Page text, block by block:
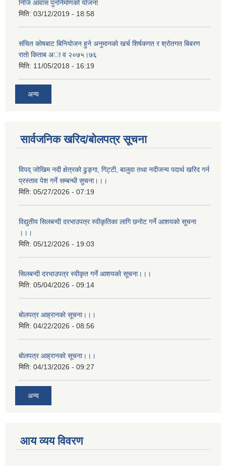
निजि आवास पुनर्निर्माणको योजना
मिति: 03/12/2019 - 18:58
संचित काेषबाट बिनियाेजन हुने अनुमानकाे खर्च शिर्षकगत र श्राेतगत बिबरण
राताे किताब अा‍ व २‍०७५।७६
मिति: 11/05/2018 - 16:19
अन्य
सार्वजनिक खरिद/बोलपत्र सूचना
विपद् जोखिम नदी क्षेत्रको ढुङ्गा, गिट्टी, बालुवा तथा नदीजन्य पदार्थ खरिद गर्न
प्रस्ताव पेश गर्ने सम्बन्धी सुचना।।।
मिति: 05/27/2026 - 07:19
विद्युतीय सिलबन्दी दरभाउपत्र स्वीकृतिका लागि छनोट गर्ने आशयको सूचना
।।।
मिति: 05/12/2026 - 19:03
सिलबन्दी दरभाउपत्र स्वीकृत गर्ने आशयको सूचना।।।
मिति: 05/04/2026 - 09:14
बोलपत्र आह्रानको सूचना।।।
मिति: 04/22/2026 - 08:56
बोलपत्र आह्रानको सूचना।।।
मिति: 04/13/2026 - 09:27
अन्य
आय व्यय विवरण